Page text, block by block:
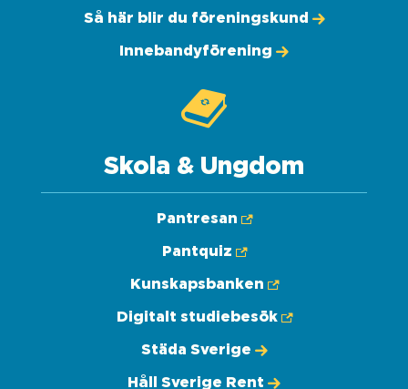
Så här blir du föreningskund
Innebandyförening
Skola & Ungdom
Pantresan
Pantquiz
Kunskapsbanken
Digitalt studiebesök
Städa Sverige
Håll Sverige Rent